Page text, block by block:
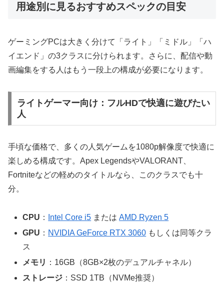
用途別に見るおすすめスペックの目安
ゲーミングPCは大きく分けて「ライト」「ミドル」「ハ
イエンド」の3クラスに分けられます。さらに、配信や動
画編集をする人はもう一段上の構成が必要になります。
ライトゲーマー向け：フルHDで快適に遊びたい
人
手頃な価格で、多くの人気ゲームを1080p解像度で快適に
楽しめる構成です。Apex LegendsやVALORANT、
Fortniteなどの軽めのタイトルなら、このクラスでも十
分。
CPU ： Intel Core i5 またはAMD Ryzen 5
GPU ： NVIDIA GeForce RTX 3060 もしくは同等クラ
ス
メモリ ：16GB（8GB×2枚のデュアルチャネル）
ストレージ ：SSD 1TB（NVMe推奨）